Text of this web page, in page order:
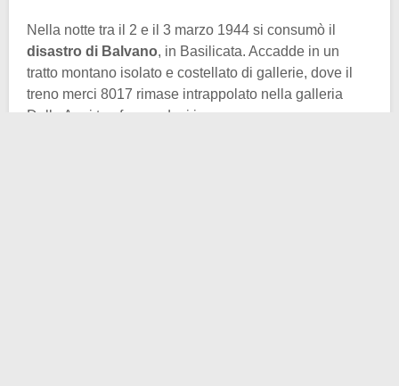
Nella notte tra il 2 e il 3 marzo 1944 si consumò il
disastro di Balvano, in Basilicata. Accadde in un
tratto montano isolato e costellato di gallerie, dove il
treno merci 8017 rimase intrappolato nella galleria
Delle Armi trasformandosi in una